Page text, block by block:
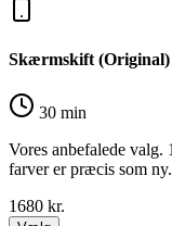
Skærmskift (Original)
30 min
Vores anbefalede
farver er præcis som ny.
1680 kr.